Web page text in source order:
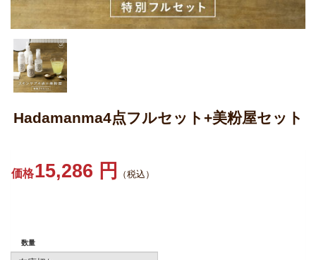
Hadamanma4点フルセット+美粉屋セット
価格15,286 円 （税込）
数量